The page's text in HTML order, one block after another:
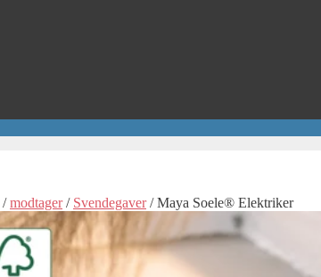
/modtager/ Svendegaver/ Maya Soele® Elektriker